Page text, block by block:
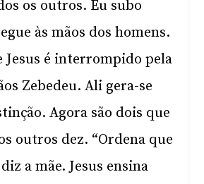
os outros. Eu subo
às mãos dos homens.
Jesus é interrompido pela
Zebedeu. Ali gera-se
Agora são dois que
outros dez. “Ordena que
a mãe. Jesus ensina